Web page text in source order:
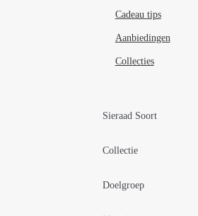
Cadeau tips
Aanbiedingen
Collecties
Sieraad Soort
Hangers
Sieraden Sets
Collectie
Parelsieraden Zilver
Doelgroep